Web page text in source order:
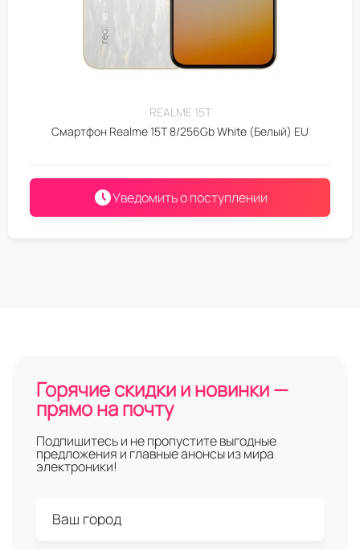
REALME 15T
Смартфон Realme 15T 8/256Gb White (Белый) EU
Уведомить о поступлении
Горячие скидки и новинки —
прямо на почту
Подпишитесь и не пропустите выгодные
предложения и главные анонсы из мира
электроники!